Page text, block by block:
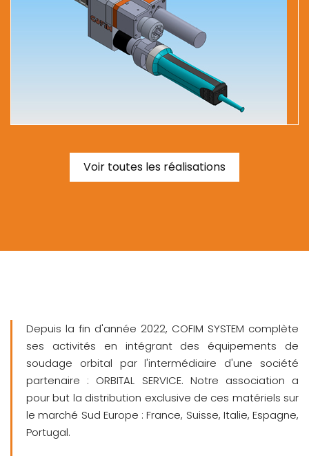
Voir toutes les réalisations
Depuis la fin d'année 2022, COFIM SYSTEM complète
ses activités en intégrant des équipements de
soudage orbital par l'intermédiaire d'une société
partenaire : ORBITAL SERVICE. Notre association a
pour but la distribution exclusive de ces matériels sur
le marché Sud Europe : France, Suisse, Italie, Espagne,
Portugal.